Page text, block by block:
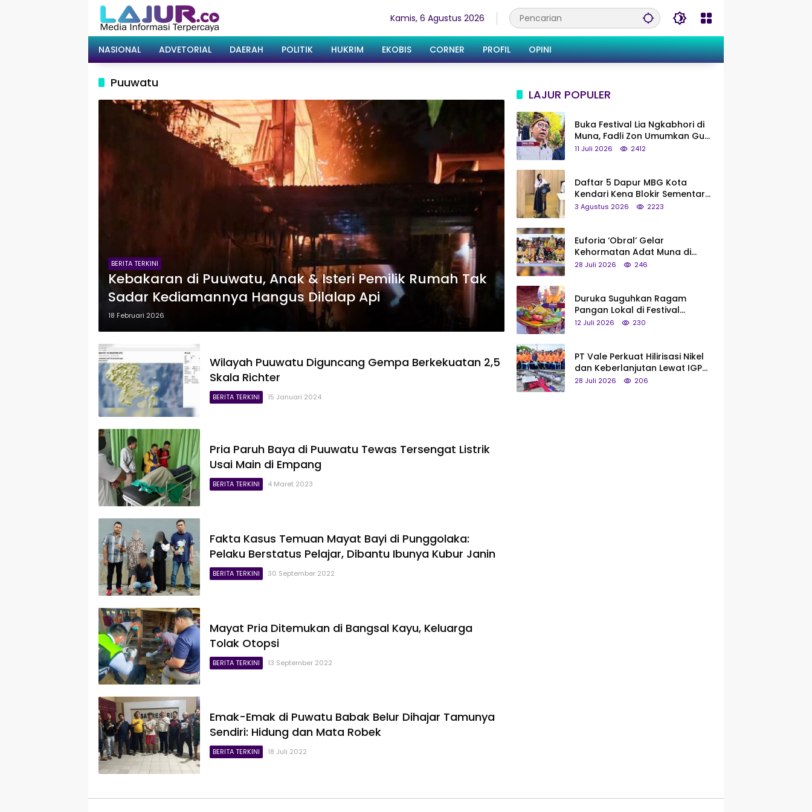
Kamis, 6 Agustus 2026
NASIONAL ADVETORIAL DAERAH POLITIK HUKRIM EKOBIS CORNER PROFIL OPINI
Puuwatu
BERITA TERKINI
Kebakaran di Puuwatu, Anak & Isteri Pemilik Rumah Tak
Sadar Kediamannya Hangus Dilalap Api
18 Februari 2026
Wilayah Puuwatu Diguncang Gempa Berkekuatan 2,5
Skala Richter
BERITA TERKINI 15 Januari 2024
Pria Paruh Baya di Puuwatu Tewas Tersengat Listrik
Usai Main di Empang
BERITA TERKINI 4 Maret 2023
Fakta Kasus Temuan Mayat Bayi di Punggolaka:
Pelaku Berstatus Pelajar, Dibantu Ibunya Kubur Janin
BERITA TERKINI 30 September 2022
Mayat Pria Ditemukan di Bangsal Kayu, Keluarga
Tolak Otopsi
BERITA TERKINI 13 September 2022
Emak-Emak di Puwatu Babak Belur Dihajar Tamunya
Sendiri: Hidung dan Mata Robek
BERITA TERKINI 18 Juli 2022
LAJUR POPULER
Buka Festival Lia Ngkabhori di
Muna, Fadli Zon Umumkan Gua
Metanduno Segera Naik Status
11 Juli 2026 2412
Daftar 5 Dapur MBG Kota
Kendari Kena Blokir Sementara
dari Pusat
3 Agustus 2026 2223
Euforia ‘Obral’ Gelar
Kehormatan Adat Muna di
Silaturahmi KKMM, Ridwan Bae:
28 Juli 2026 246
Duruka Suguhkan Ragam
Pangan Lokal di Festival
Liangkobhori, Dari Umbi Rebus
12 Juli 2026 230
PT Vale Perkuat Hilirisasi Nikel
dan Keberlanjutan Lewat IGP
Morowali
28 Juli 2026 206